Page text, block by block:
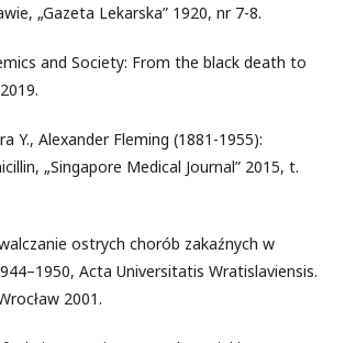
„Gazeta Lekarska” 1920, nr 7-8.
and Society: From the black death to
Y., Alexander Fleming (1881-1955):
„Singapore Medical Journal” 2015, t.
ostrych chorób zakaźnych w
Acta Universitatis Wratislaviensis.
2001.